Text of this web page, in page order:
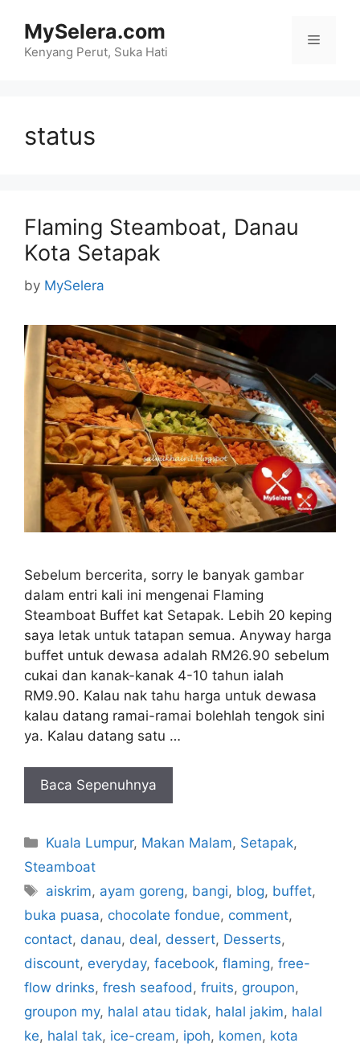
content
MySelera.com
Kenyang Perut, Suka Hati
Menu
status
Flaming Steamboat, Danau
Kota Setapak
by MySelera
Sebelum bercerita, sorry le banyak gambar
dalam entri kali ini mengenai Flaming
Steamboat Buffet kat Setapak. Lebih 20 keping
saya letak untuk tatapan semua. Anyway harga
buffet untuk dewasa adalah RM26.90 sebelum
cukai dan kanak-kanak 4-10 tahun ialah
RM9.90. Kalau nak tahu harga untuk dewasa
kalau datang ramai-ramai bolehlah tengok sini
ya. Kalau datang satu …
Baca Sepenuhnya
Categories
Kuala Lumpur, Makan Malam, Setapak,
Steamboat
Tags
aiskrim, ayam goreng, bangi, blog, buffet,
buka puasa, chocolate fondue, comment,
contact, danau, deal, dessert, Desserts,
discount, everyday, facebook, flaming, free-
flow drinks, fresh seafood , fruits, groupon,
groupon my, halal atau tidak, halal jakim, halal
ke, halal tak, ice-cream, ipoh, komen, kota